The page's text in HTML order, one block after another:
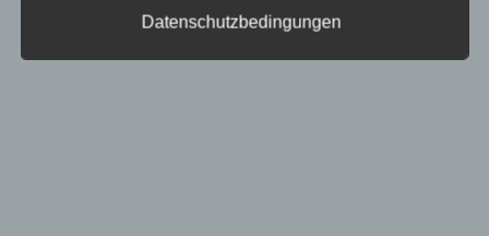
und Zweck der von uns erhobenen, genutzten und
Datenschutzbedingungen